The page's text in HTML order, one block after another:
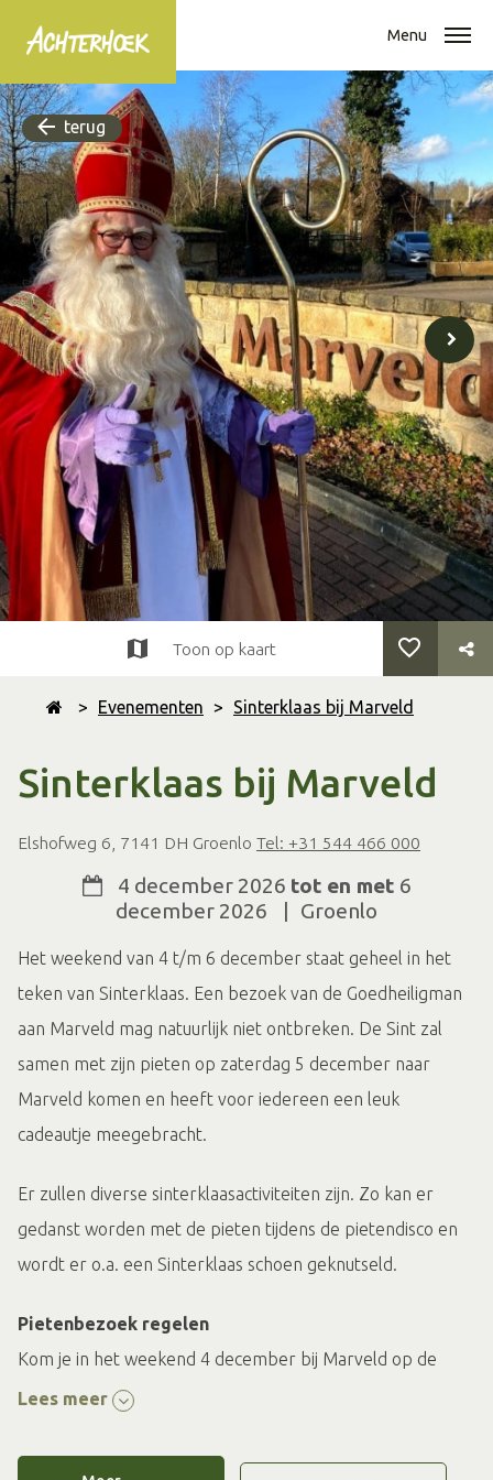
Menu
terug
> Evenementen > Sinterklaas bij Marveld
Sinterklaas bij Marveld
Elshofweg 6, 7141 DH Groenlo Tel: +31 544 466 000
Toon op kaart
4 december 2026 tot en met 6
december 2026
Groenlo
Het weekend van 4 t/m 6 december staat geheel in het
teken van Sinterklaas. Een bezoek van de Goedheiligman
aan Marveld mag natuurlijk niet ontbreken. De Sint zal
samen met zijn pieten op zaterdag 5 december naar
Marveld komen en heeft voor iedereen een leuk
cadeautje meegebracht.
Er zullen diverse sinterklaasactiviteiten zijn. Zo kan er
gedanst worden met de pieten tijdens de pietendisco en
wordt er o.a. een Sinterklaas schoen geknutseld.
Pietenbezoek regelen
Kom je in het weekend 4 december bij Marveld op de
camping, een huisje of in het hotel, misschien zie je
Marveld verwacht en heeft voor ieder kind een cadeautje
Lees meer